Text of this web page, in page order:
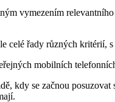
vymezením
celé řady různých kritérií,
mobilních
kdy se začnou